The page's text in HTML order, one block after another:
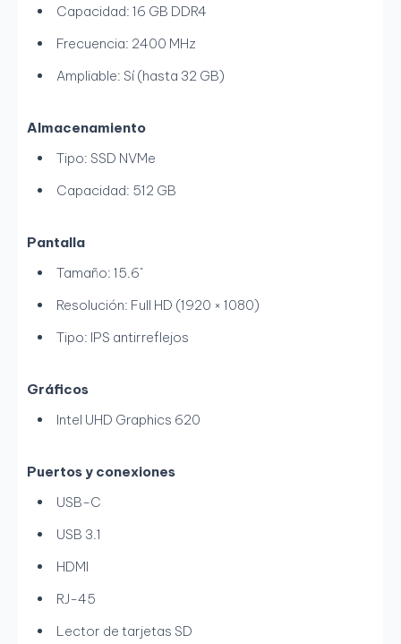
Capacidad: 16 GB DDR4
Frecuencia: 2400 MHz
Ampliable: Sí (hasta 32 GB)
Almacenamiento
Tipo: SSD NVMe
Capacidad: 512 GB
Pantalla
Tamaño: 15.6"
Resolución: Full HD (1920 × 1080)
Tipo: IPS antirreflejos
Gráficos
Intel UHD Graphics 620
Puertos y conexiones
USB-C
USB 3.1
HDMI
RJ-45
Lector de tarjetas SD